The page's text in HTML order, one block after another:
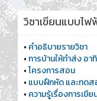
วิชาเขียนแบบไ
• คำอธิบายรายวิชา
•การบ้านให้ทำส่ง อ
•โครงการสอน
• แบบฝึกหัด และทด
• ความรู้เรื่องการเขี